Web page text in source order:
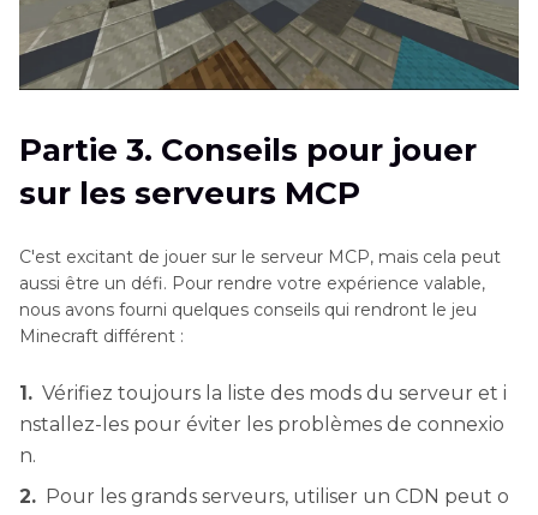
Partie 3. Conseils pour jouer
sur les serveurs MCP
C'est excitant de jouer sur le serveur MCP, mais cela peut
aussi être un défi. Pour rendre votre expérience valable,
nous avons fourni quelques conseils qui rendront le jeu
Minecraft différent :
1. Vérifiez toujours la liste des mods du serveur et i
nstallez-les pour éviter les problèmes de connexio
n.
2. Pour les grands serveurs, utiliser un CDN peut o